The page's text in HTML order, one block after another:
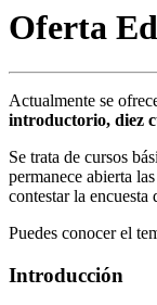
Oferta
Actualmente se
introductorio, diez
Se trata de cursos
permanece abierta
contestar la encuesta
Puedes conocer el
Introducción